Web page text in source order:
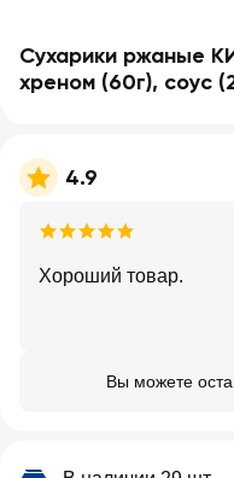
Сухарики ржаные
хреном (60г), соус
4.9
Хороший товар.
Вы можете